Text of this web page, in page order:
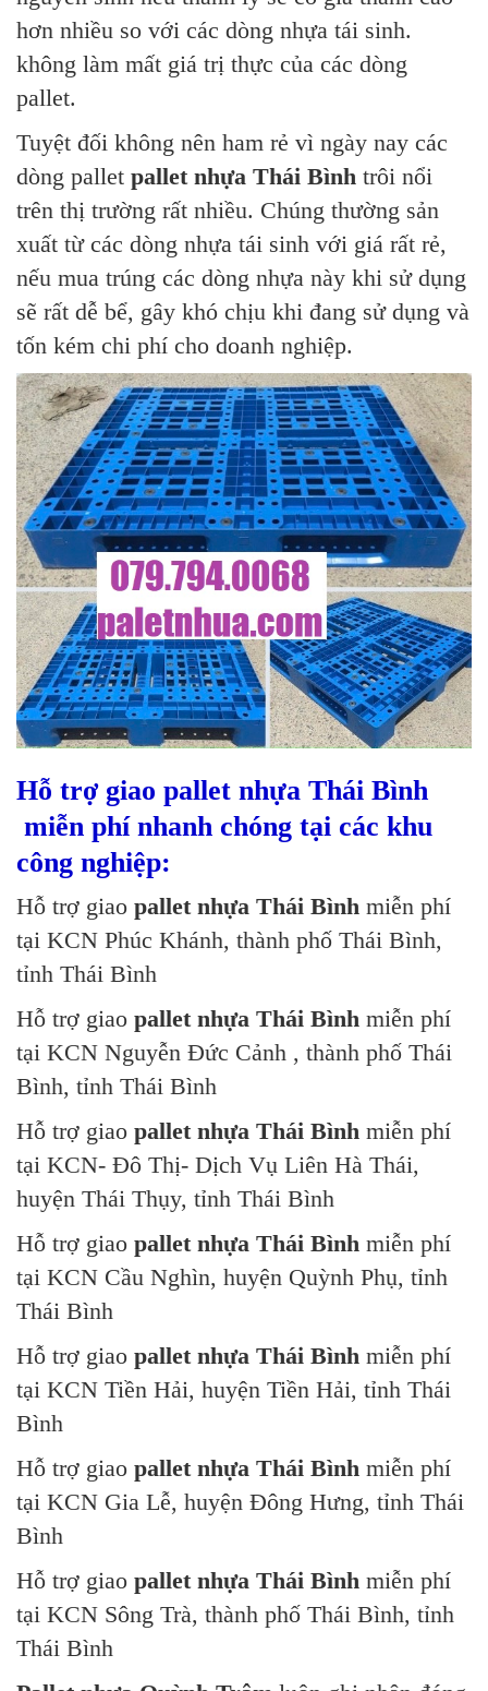
hơn nhiều so với các dòng nhựa tái sinh.
không làm mất giá trị thực của các dòng
pallet.
Tuyệt đối không nên ham rẻ vì ngày nay các
dòng pallet pallet nhựa Thái Bình trôi nổi
trên thị trường rất nhiều. Chúng thường sản
xuất từ các dòng nhựa tái sinh với giá rất rẻ,
nếu mua trúng các dòng nhựa này khi sử dụng
sẽ rất dễ bể, gây khó chịu khi đang sử dụng và
tốn kém chi phí cho doanh nghiệp.
Hỗ trợ giao pallet nhựa Thái Bình
miễn phí nhanh chóng tại các khu
công nghiệp:
Hỗ trợ giao pallet nhựa Thái Bình miễn phí
tại KCN Phúc Khánh, thành phố Thái Bình,
tỉnh Thái Bình
Hỗ trợ giao pallet nhựa Thái Bình miễn phí
tại KCN Nguyễn Đức Cảnh , thành phố Thái
Bình, tỉnh Thái Bình
Hỗ trợ giao pallet nhựa Thái Bình miễn phí
tại KCN- Đô Thị- Dịch Vụ Liên Hà Thái,
huyện Thái Thụy, tỉnh Thái Bình
Hỗ trợ giao pallet nhựa Thái Bình miễn phí
tại KCN Cầu Nghìn, huyện Quỳnh Phụ, tỉnh
Thái Bình
Hỗ trợ giao pallet nhựa Thái Bình miễn phí
tại KCN Tiền Hải, huyện Tiền Hải, tỉnh Thái
Bình
Hỗ trợ giao pallet nhựa Thái Bình miễn phí
tại KCN Gia Lễ, huyện Đông Hưng, tỉnh Thái
Bình
Hỗ trợ giao pallet nhựa Thái Bình miễn phí
tại KCN Sông Trà, thành phố Thái Bình, tỉnh
Thái Bình